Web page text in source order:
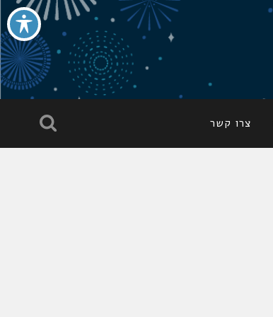
צרו קשר